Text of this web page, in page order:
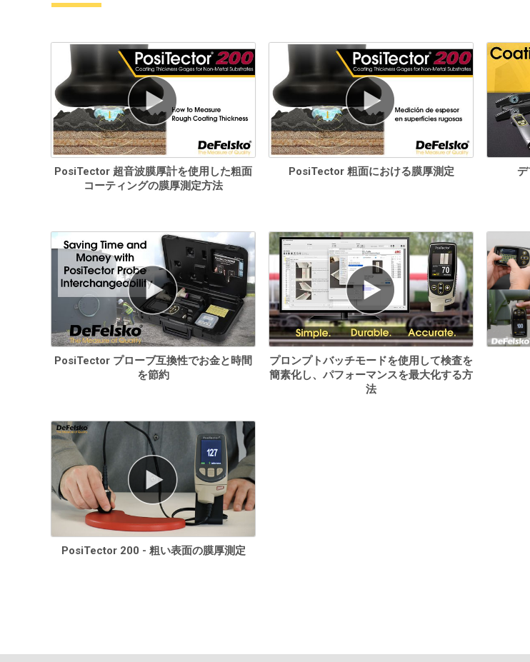
PosiTector 超音波膜厚計を使用した粗面
コーティングの膜厚測定方法
PosiTector 粗面における膜厚測定
PosiTector プローブ互換性でお金と時間
を節約
プロンプトバッチモードを使用して検査を
簡素化し、パフォーマンスを最大化する方
法
PosiTector 200 - 粗い表面の膜厚測定